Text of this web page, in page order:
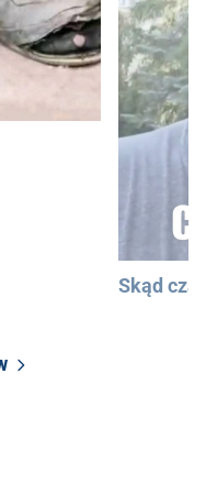
Skąd